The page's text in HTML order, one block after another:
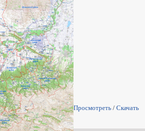
Просмотреть / Скачать